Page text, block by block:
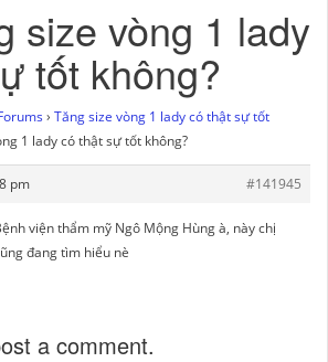
size vòng 1 lady
tốt không?
› Tăng size vòng 1 lady có thật sự tốt
1 lady có thật sự tốt không?
pm
#141945
viện thẩm mỹ Ngô Mộng Hùng à, này chị
đang tìm hiểu nè
a comment.